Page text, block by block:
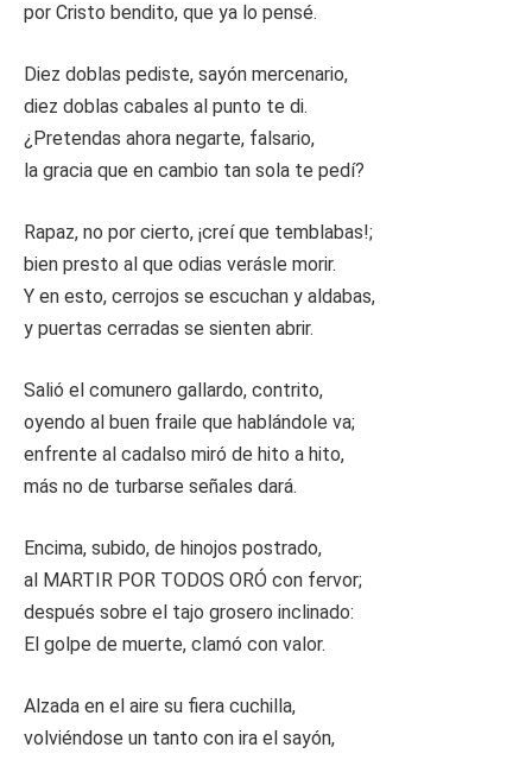
por Cristo bendito, que ya lo pensé.
Diez doblas pediste, sayón mercenario,
diez doblas cabales al punto te di.
¿Pretendas ahora negarte, falsario,
la gracia que en cambio tan sola te pedí?
Rapaz, no por cierto, ¡creí que temblabas!;
bien presto al que odias verásle morir.
Y en esto, cerrojos se escuchan y aldabas,
y puertas cerradas se sienten abrir.
Salió el comunero gallardo, contrito,
oyendo al buen fraile que hablándole va;
enfrente al cadalso miró de hito a hito,
más no de turbarse señales dará.
Encima, subido, de hinojos postrado,
al MARTIR POR TODOS ORÓ con fervor;
después sobre el tajo grosero inclinado:
El golpe de muerte, clamó con valor.
Alzada en el aire su fiera cuchilla,
volviéndose un tanto con ira el sayón,